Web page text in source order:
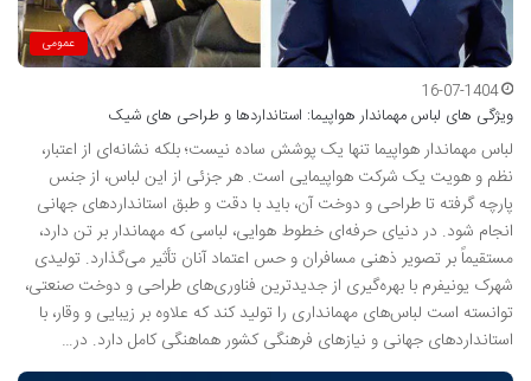
عمومی
16-07-1404
ویژگی های لباس مهماندار هواپیما: استانداردها و طراحی های شیک
لباس مهماندار هواپیما تنها یک پوشش ساده نیست؛ بلکه نشانه‌ای از اعتبار،
نظم و هویت یک شرکت هواپیمایی است. هر جزئی از این لباس، از جنس
پارچه گرفته تا طراحی و دوخت آن، باید با دقت و طبق استانداردهای جهانی
انجام شود. در دنیای حرفه‌ای خطوط هوایی، لباسی که مهماندار بر تن دارد،
مستقیماً بر تصویر ذهنی مسافران و حس اعتماد آنان تأثیر می‌گذارد. تولیدی
شهرک یونیفرم با بهره‌گیری از جدیدترین فناوری‌های طراحی و دوخت صنعتی،
توانسته است لباس‌های مهمانداری را تولید کند که علاوه بر زیبایی و وقار، با
استانداردهای جهانی و نیازهای فرهنگی کشور هماهنگی کامل دارد. در…